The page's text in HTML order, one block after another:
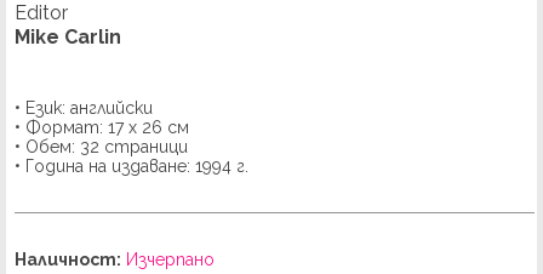
Editor
Mike Carlin
• Език: английски
• Формат: 17 х 26 см
• Обем: 32 страници
• Година на издаване: 1994 г.
Наличност: Изчерпано